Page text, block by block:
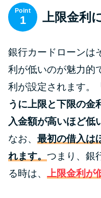
ブラ
アコ
る？
方法
アコ
の？
底解
プロ
Point
1 上限金利
銀行カードローンは
利が低いのが魅力的
利が設定されます。
うに上限と下限の金
入金額が高いほど低
なお、 最初の借入は
れます。 つまり、銀
る時は、 上限金利が